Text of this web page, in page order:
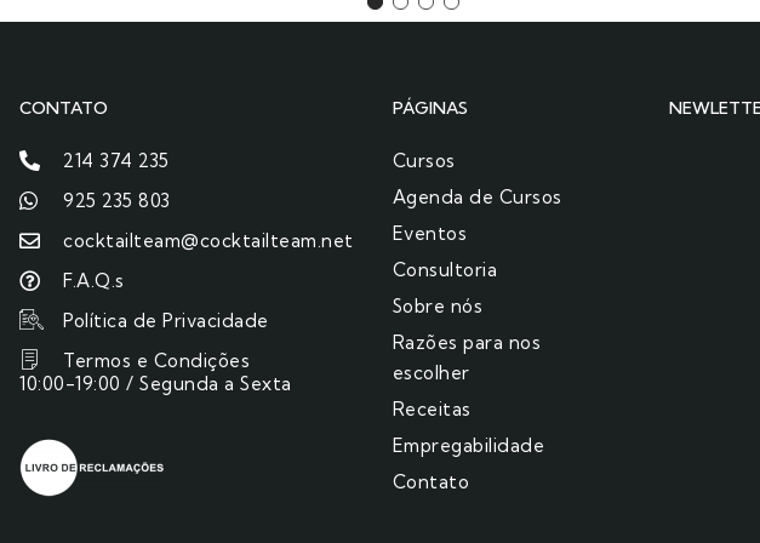
CONTATO
214 374 235
925 235 803
cocktailteam@cocktailteam.net
F.A.Q.s
Política de Privacidade
Termos e Condições
10:00-19:00 / Segunda a Sexta
PÁGINAS
Cursos
Agenda de Cursos
Eventos
Consultoria
Sobre nós
Razões para nos
escolher​
Receitas
Empregabilidade
Contato